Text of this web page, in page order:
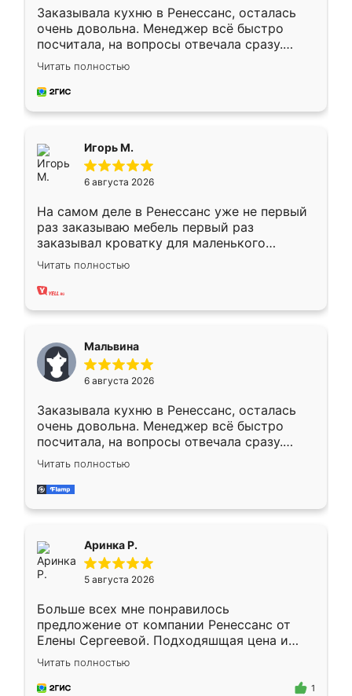
Заказывала кухню в Ренессанс, осталась
очень довольна. Менеджер всё быстро
посчитала, на вопросы отвечала сразу.
Замерщик приехал в субботу, подошёл к
делу со всей ответственностью. Собрали
за день, ребята работали аккуратно, даже
Читать полностью
Игорь М.
6 августа 2026
На самом деле в Ренессанс уже не первый
раз заказываю мебель первый раз
заказывал кроватку для маленького
ребёнка при его рождении ,во второй раз
заказал шкаф-купе. По качеству очень
хорошее сборка достаточно быстрая,
меньше, здесь же он более разнообразный.
Мне нравится ,если что-то потребуется из
мебели буду заказывать только здесь.
Читать полностью
Мальвина
6 августа 2026
Заказывала кухню в Ренессанс, осталась
очень довольна. Менеджер всё быстро
посчитала, на вопросы отвечала сразу.
Замерщик приехал в субботу, подошёл к
делу со всей ответственностью. Собрали
за день, ребята работали аккуратно, даже
Читать полностью
Аринка Р.
5 августа 2026
Больше всех мне понравилось
предложение от компании Ренессанс от
Елены Сергеевой. Подходяшщая цена и
короткие сроки изготовления. Приехавший
для замера сотрудник Владислав
предложил по моему эскизу самый
Читать полностью
1